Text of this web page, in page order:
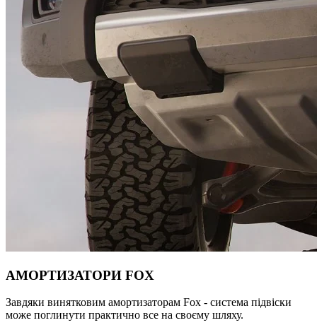
АМОРТИЗАТОРИ FOX
Завдяки винятковим амортизаторам Fox - система підвіски
може поглинути практично все на своєму шляху.